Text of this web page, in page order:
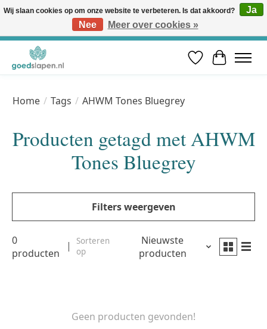
Vóór 12u besteld, volgende werkdag in huis* | Gratis verzending vanaf €50 | Professioneel slaapadvies
Verlanglijst
Home / Tags / AHWM Tones Bluegrey
Producten getagd met AHWM
Tones Bluegrey
Filters weergeven
0
producten
Sorteren
op
Nieuwste
producten
Geen producten gevonden!
Wij slaan cookies op om onze website te verbeteren. Is dat akkoord?
Ja
Nee
Meer over cookies »